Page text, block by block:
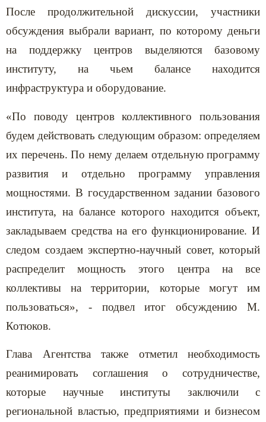
После продолжительной дискуссии, участники
обсуждения выбрали вариант, по которому деньги
на поддержку центров выделяются базовому
институту, на чьем балансе находится
инфраструктура и оборудование.
«По поводу центров коллективного пользования
будем действовать следующим образом: определяем
их перечень. По нему делаем отдельную программу
развития и отдельно программу управления
мощностями. В государственном задании базового
института, на балансе которого находится объект,
закладываем средства на его функционирование. И
следом создаем экспертно-научный совет, который
распределит мощность этого центра на все
коллективы на территории, которые могут им
пользоваться», - подвел итог обсуждению М.
Котюков.
Глава Агентства также отметил необходимость
реанимировать соглашения о сотрудничестве,
которые научные институты заключили с
региональной властью, предприятиями и бизнесом